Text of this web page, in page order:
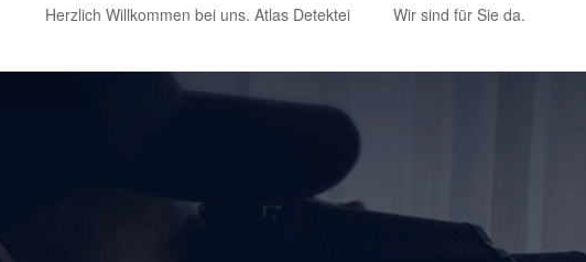
Herzlich Willkommen bei uns. Atlas Detektei Wir sind für Sie da.